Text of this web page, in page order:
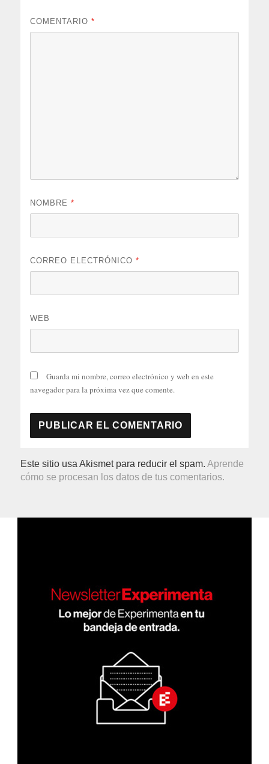
COMENTARIO*
NOMBRE*
CORREO ELECTRÓNICO*
WEB
Guarda mi nombre, correo electrónico y web en este
navegador para la próxima vez que comente.
Este sitio usa Akismet para reducir el spam.Aprende
cómo se procesan los datos de tus comentarios.